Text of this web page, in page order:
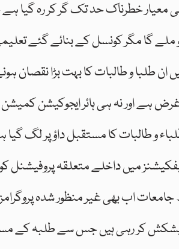
معیار خطرناک حد تک گر کر رہ
ملے گا مگر کونسل کے بنائے گئے
طلبا و طالبات کا بہت بڑا نقصان
غرض ہے اور نہ ہی ہائر ایجوکیشن
و طالبات کا مستقبل داؤ پر لگ
میں داخلے متعلقہ
اب بھی غیر منظور شدہ
کر رہی ہیں جس سے طلبہ کے